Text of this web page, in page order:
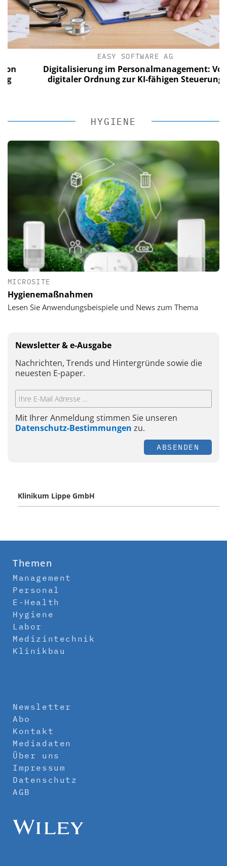
EASY SOFTWARE AG
Digitalisierung im Personalmanagement: Von
digitaler Ordnung zur KI-fähigen Steuerung
HYGIENE
MICROSITE
Hygienemaßnahmen
Lesen Sie Anwendungsbeispiele und News zum Thema
Newsletter & e-Ausgabe
Nachrichten, Trends und Hintergründe sowie die
neuesten E-paper.
Mit Ihrer Anmeldung stimmen Sie unseren
Datenschutz-Bestimmungen zu.
ABSENDEN
Klinikum Lippe GmbH
Themen
Management
Personal
E-Health
Hygiene
Labor
Medizintechnik
Klinikbau
Newsletter
Abo
Kontakt
Mediadaten
Über uns
Impressum
Datenschutz
AGB